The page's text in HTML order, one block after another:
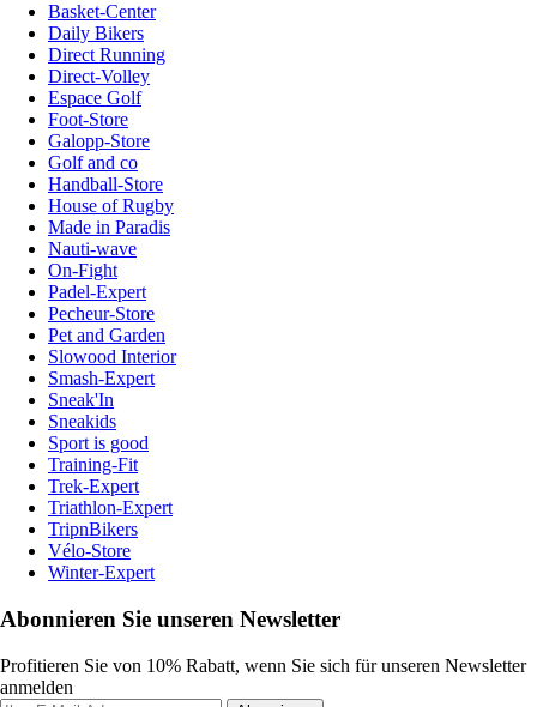
Basket-Center
Daily Bikers
Direct Running
Direct-Volley
Espace Golf
Foot-Store
Galopp-Store
Golf and co
Handball-Store
House of Rugby
Made in Paradis
Nauti-wave
On-Fight
Padel-Expert
Pecheur-Store
Pet and Garden
Slowood Interior
Smash-Expert
Sneak'In
Sneakids
Sport is good
Training-Fit
Trek-Expert
Triathlon-Expert
TripnBikers
Vélo-Store
Winter-Expert
Abonnieren Sie unseren Newsletter
Profitieren Sie von 10% Rabatt, wenn Sie sich für unseren Newsletter
anmelden